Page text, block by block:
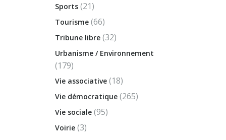
Sports (21)
Tourisme (66)
Tribune libre (32)
Urbanisme / Environnement
(179)
Vie associative (18)
Vie démocratique (265)
Vie sociale (95)
Voirie (3)